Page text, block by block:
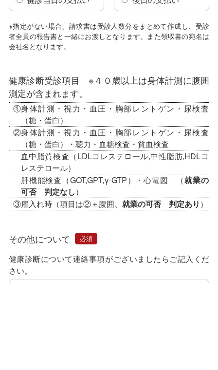
※指定がない場合、請求書は受診人数分をまとめて作成し、受診
者全員の報告書と一緒にお渡しとなります。また領収書の宛名は
会社名となります。
健康診断受診項目 ※４０歳以上は身体計測に腹囲
測定が含まれます。
①身体計測・視力・血圧・胸部レントゲン・尿検査
（糖・蛋白）
②身体計測・視力・血圧・胸部レントゲン・尿検査
（糖・蛋白）・聴力・血糖検査・貧血検査
血中脂質検査（LDLコレステロール,中性脂肪,HDLコ
レステロール）
肝機能検査（GOT,GPT,γ-GTP）・心電図 （就業の
可否 判定なし）
③雇入れ時（項目は②＋腹囲、 就業の可否 判定あり ）
その他について 必須
健康診断について連絡事項がございましたらご記入くだ
さい。